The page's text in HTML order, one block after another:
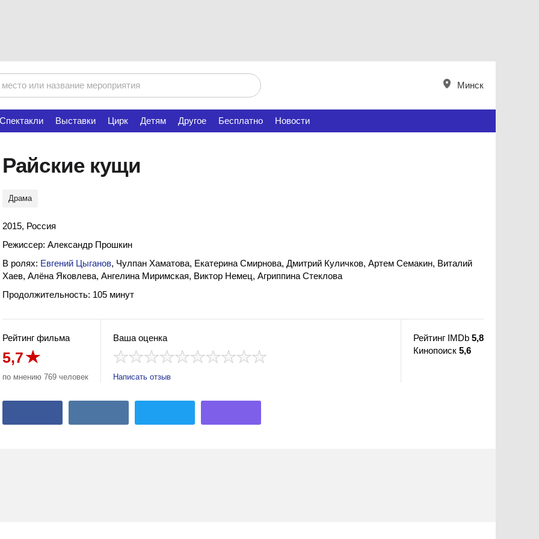
Минск
Спектакли Выставки Цирк Детям Другое Бесплатно Новости
Райские кущи
Драма
2015, Россия
Режиссер: Александр Прошкин
В ролях: Евгений Цыганов, Чулпан Хаматова, Екатерина Смирнова, Дмитрий Куличков, Артем Семакин, Виталий
Хаев, Алёна Яковлева, Ангелина Миримская, Виктор Немец, Агриппина Стеклова
Продолжительность: 105 минут
Рейтинг фильма
5,7
по мнению 769 человек
Ваша оценка
Написать отзыв
Рейтинг IMDb 5,8
Кинопоиск 5,6